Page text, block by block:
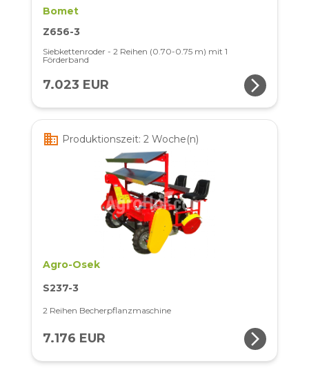
Bomet
Z656-3
Siebkettenroder - 2 Reihen (0.70-0.75 m) mit 1
Förderband
7.023 EUR arrow_forward_ios
business Produktionszeit: 2 Woche(n)
Agro-Osek
S237-3
2 Reihen Becherpflanzmaschine
7.176 EUR arrow_forward_ios